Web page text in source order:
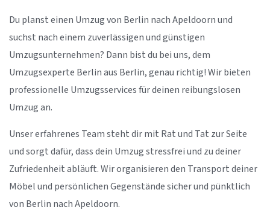
Du planst einen Umzug von Berlin nach Apeldoorn und
suchst nach einem zuverlässigen und günstigen
Umzugsunternehmen? Dann bist du bei uns, dem
Umzugsexperte Berlin aus Berlin, genau richtig! Wir bieten
professionelle Umzugsservices für deinen reibungslosen
Umzug an.
Unser erfahrenes Team steht dir mit Rat und Tat zur Seite
und sorgt dafür, dass dein Umzug stressfrei und zu deiner
Zufriedenheit abläuft. Wir organisieren den Transport deiner
Möbel und persönlichen Gegenstände sicher und pünktlich
von Berlin nach Apeldoorn.